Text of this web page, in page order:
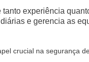
tanto experiência
e gerencia as
crucial na segurança